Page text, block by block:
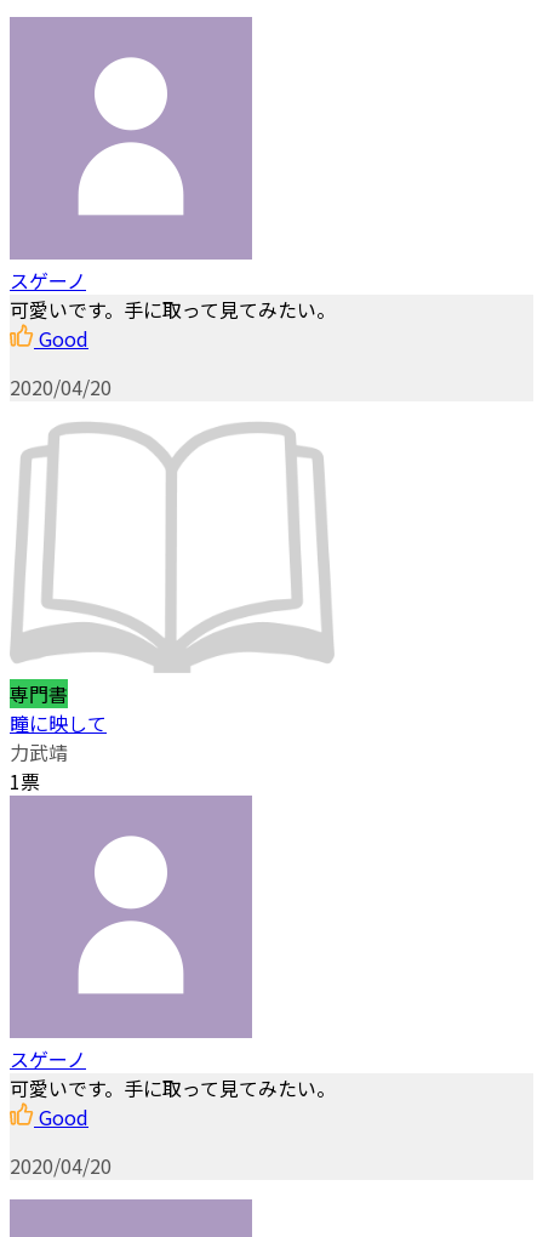
スゲーノ
可愛いです。手に取って見てみたい。
Good
2020/04/20
専門書
瞳に映して
力武靖
1票
スゲーノ
可愛いです。手に取って見てみたい。
Good
2020/04/20